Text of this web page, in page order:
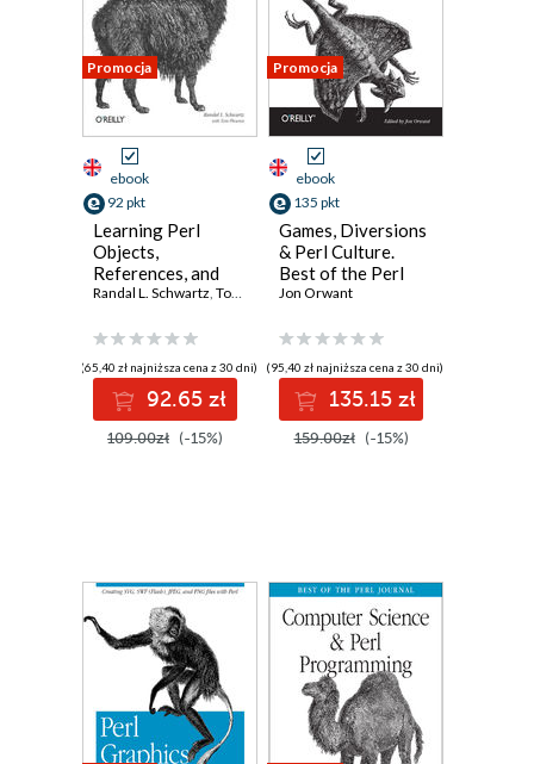
Promocja
ebook
92 pkt
Learning Perl
Objects,
References, and
Modules
Randal L. Schwartz, Tom Phoenix
(65,40 zł najniższa cena z 30 dni)
92.65 zł
109.00zł (-15%)
Promocja
ebook
135 pkt
Games, Diversions
& Perl Culture.
Best of the Perl
Journal
Jon Orwant
(95,40 zł najniższa cena z 30 dni)
135.15 zł
159.00zł (-15%)